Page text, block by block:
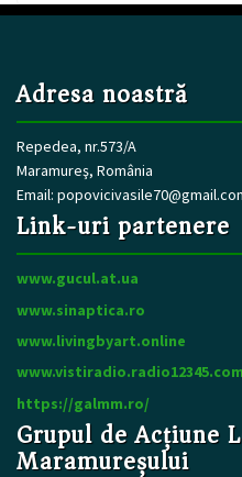
Adresa noastră
Repedea, nr.573/A
Maramureş, România
Email:
Link-uri partenere
www.gucul.at.ua
www.sinaptica.ro
www.livingbyart.online
www.vistiradio.radio12345.com
https://galmm.ro/
Grupul de Acțiune
Maramureșului